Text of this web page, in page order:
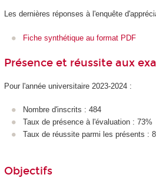
Les dernières réponses à l'enquête
Fiche synthétique au format PDF
Présence et réussite aux
Pour l'année universitaire 2023-2024 :
Nombre d'inscrits : 484
Taux de présence à l'évaluation : 73%
Taux de réussite parmi les présents :
Objectifs